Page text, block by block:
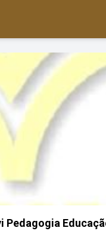
Pedagogia